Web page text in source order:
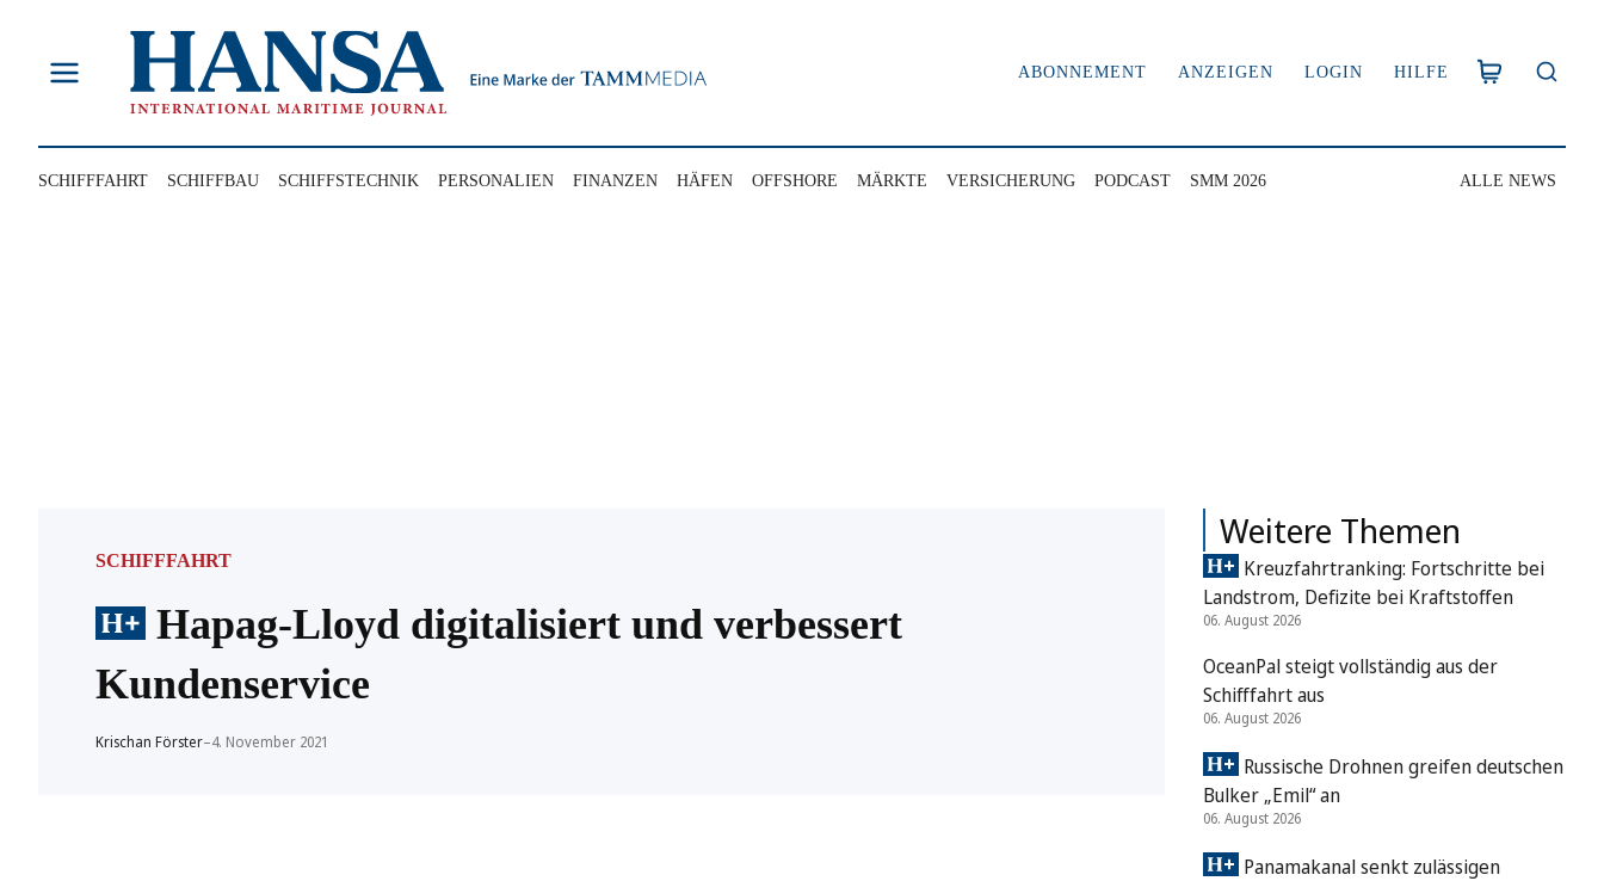
springen
ABONNEMENT ANZEIGEN LOGIN HILFE
SCHIFFFAHRT SCHIFFBAU SCHIFFSTECHNIK PERSONALIEN FINANZEN HÄFEN OFFSHORE MÄRKTE VERSICHERUNG PODCAST SMM 2026 ALLE NEWS
SCHIFFFAHRT
Hapag-Lloyd digitalisiert und verbessert
Kundenservice
Krischan Förster–4. November 2021
Weitere Themen
Kreuzfahrtranking: Fortschritte bei
Landstrom, Defizite bei Kraftstoffen
06. August 2026
OceanPal steigt vollständig aus der
Schifffahrt aus
06. August 2026
Russische Drohnen greifen deutschen
Bulker „Emil“ an
06. August 2026
Panamakanal senkt zulässigen